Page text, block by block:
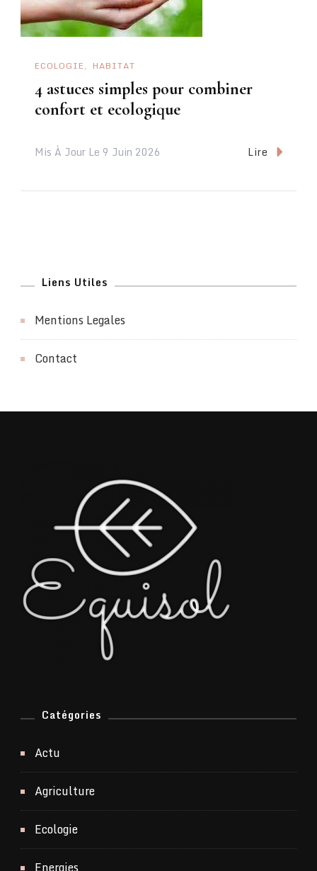
ECOLOGIE HABITAT
4 astuces simples pour combiner
confort et ecologique
Mis À Jour Le 9 Juin 2026 Lire
Liens Utiles
Mentions Legales
Contact
Catégories
Actu
Agriculture
Ecologie